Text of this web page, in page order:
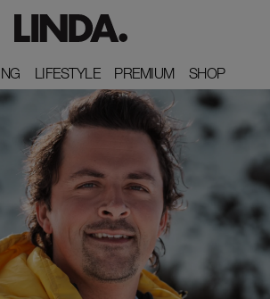
LIFESTYLE
LIFESTYLE PREMIUM
PREMIUM SHOP
SHOP